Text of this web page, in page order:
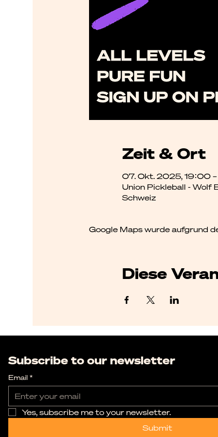
Zeit & Ort
07. Okt. 2025, 19:00
Union Pickleball - Wolf
Schweiz
Google Maps wurde aufgrund
Diese
Subscribe to our newsletter
Email *
Yes, subscribe me to your newsletter.
Submit